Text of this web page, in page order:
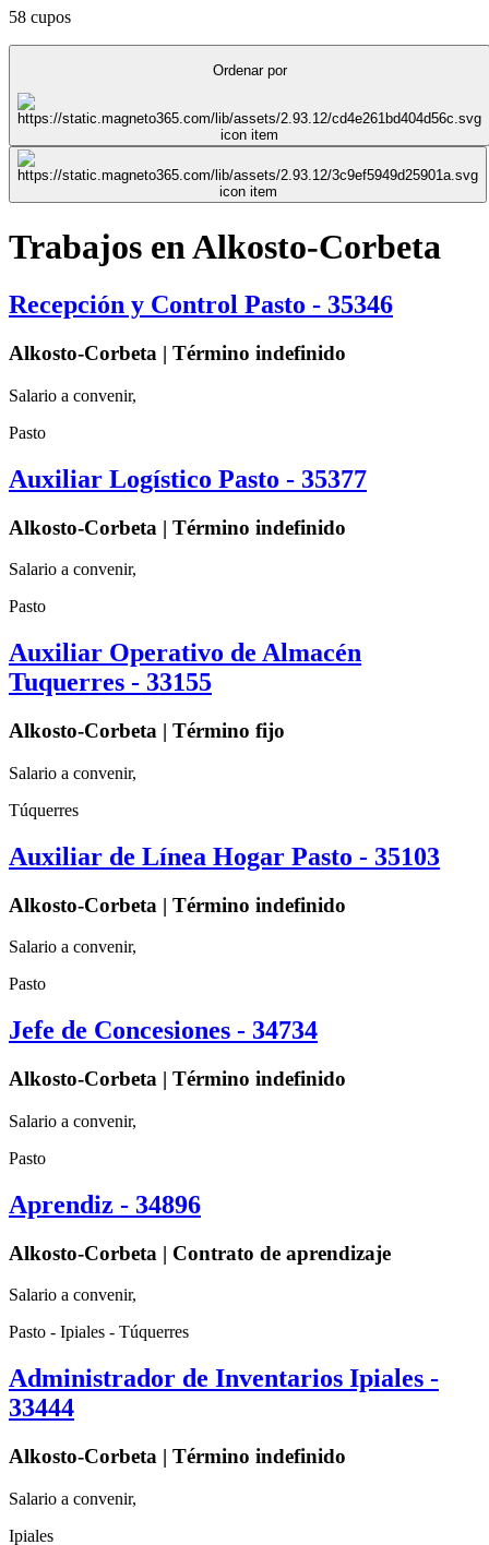
58 cupos
Ordenar por
Trabajos en Alkosto-Corbeta
Recepción y Control Pasto - 35346
Alkosto-Corbeta | Término indefinido
Salario a convenir,
Pasto
Auxiliar Logístico Pasto - 35377
Alkosto-Corbeta | Término indefinido
Salario a convenir,
Pasto
Auxiliar Operativo de Almacén
Tuquerres - 33155
Alkosto-Corbeta | Término fijo
Salario a convenir,
Túquerres
Auxiliar de Línea Hogar Pasto - 35103
Alkosto-Corbeta | Término indefinido
Salario a convenir,
Pasto
Jefe de Concesiones - 34734
Alkosto-Corbeta | Término indefinido
Salario a convenir,
Pasto
Aprendiz - 34896
Alkosto-Corbeta | Contrato de aprendizaje
Salario a convenir,
Pasto - Ipiales - Túquerres
Administrador de Inventarios Ipiales -
33444
Alkosto-Corbeta | Término indefinido
Salario a convenir,
Ipiales